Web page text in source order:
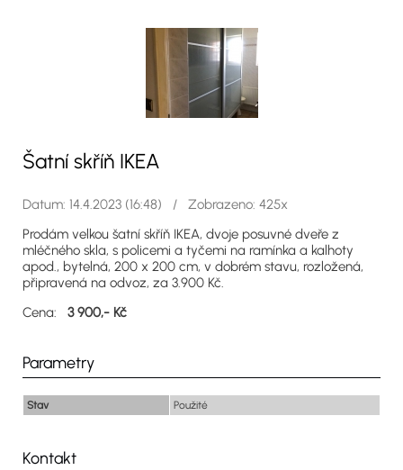
Šatní skříň IKEA
Datum: 14.4.2023 (16:48) / Zobrazeno: 425x
Prodám velkou šatní skříň IKEA, dvoje posuvné dveře z
mléčného skla, s policemi a tyčemi na ramínka a kalhoty
apod., bytelná, 200 x 200 cm, v dobrém stavu, rozložená,
připravená na odvoz, za 3.900 Kč.
Cena: 3 900,- Kč
Parametry
Stav Použité
Kontakt